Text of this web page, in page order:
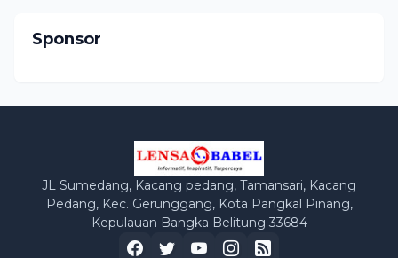
Sponsor
JL Sumedang, Kacang pedang, Tamansari, Kacang
Pedang, Kec. Gerunggang, Kota Pangkal Pinang,
Kepulauan Bangka Belitung 33684